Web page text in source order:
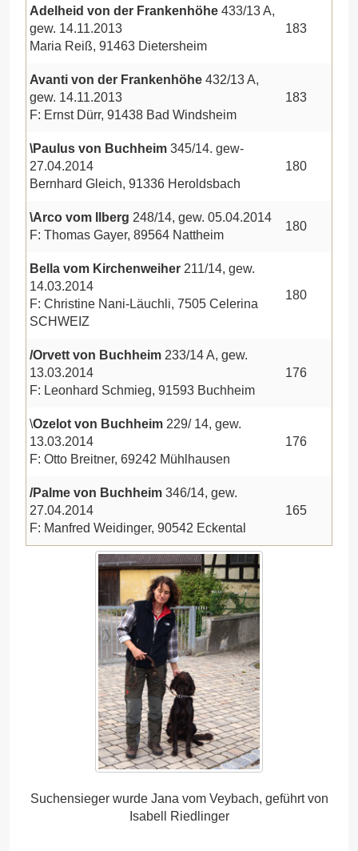
Adelheid von der Frankenhöhe 433/13 A,
gew. 14.11.2013
Maria Reiß, 91463 Dietersheim
183
Avanti von der Frankenhöhe 432/13 A,
gew. 14.11.2013
F: Ernst Dürr, 91438 Bad Windsheim
183
\Paulus von Buchheim 345/14. gew-
27.04.2014
Bernhard Gleich, 91336 Heroldsbach
180
\Arco vom Ilberg 248/14, gew. 05.04.2014
F: Thomas Gayer, 89564 Nattheim
180
Bella vom Kirchenweiher 211/14, gew.
14.03.2014
F: Christine Nani-Läuchli, 7505 Celerina
SCHWEIZ
180
/Orvett von Buchheim 233/14 A, gew.
13.03.2014
F: Leonhard Schmieg, 91593 Buchheim
176
\Ozelot von Buchheim 229/ 14, gew.
13.03.2014
F: Otto Breitner, 69242 Mühlhausen
176
/Palme von Buchheim 346/14, gew.
27.04.2014
F: Manfred Weidinger, 90542 Eckental
165
Suchensieger wurde Jana vom Veybach, geführt von
Isabell Riedlinger